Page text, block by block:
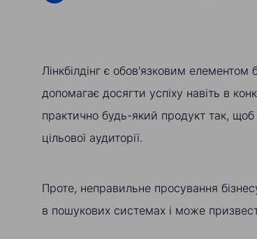
Лінкбілдінг є обов'язковим елементом
допомагає досягти успіху навіть в
практично будь-який продукт так,
цільової аудиторії.
Проте, неправильне просування
в пошукових системах і може